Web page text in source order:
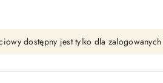
dostępny jest tylko dla